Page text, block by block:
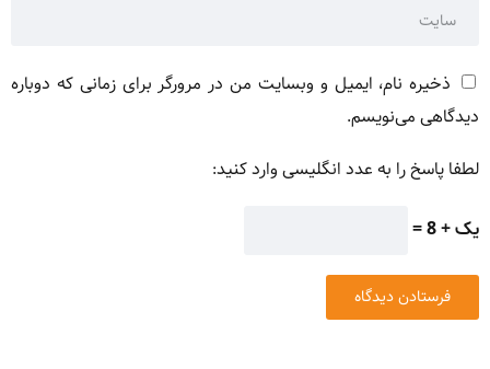
ذخیره نام، ایمیل و وبسایت من در مرورگر برای زمانی که دوباره
دیدگاهی می‌نویسم.
لطفا پاسخ را به عدد انگلیسی وارد کنید:
یک + 8 =